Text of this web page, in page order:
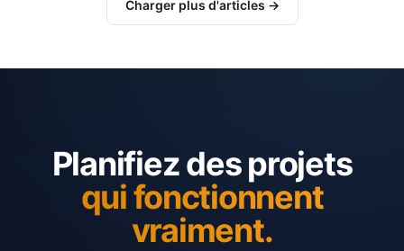
Charger plus d'articles →
Planifiez des projets
qui fonctionnent
vraiment.